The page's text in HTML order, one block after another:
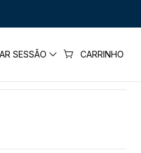
SESSÃO CARRINHO
bar trifásica